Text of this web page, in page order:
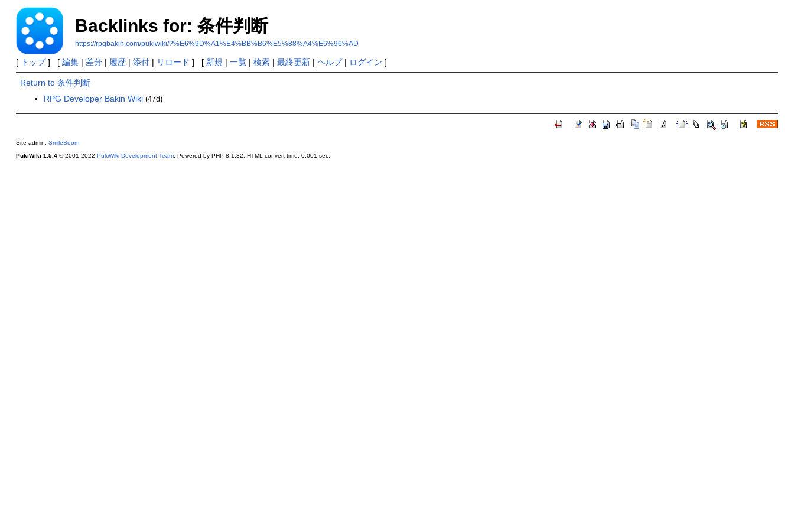
Backlinks for: 条件判断
https://rpgbakin.com/pukiwiki/?%E6%9D%A1%E4%BB%B6%E5%88%A4%E6%96%AD
[ トップ] [ 編集| 差分| 履歴| 添付| リロード ] [ 新規 | 一覧| 検索| 最終更新| ヘルプ| ログイン ]
Return to 条件判断
RPG Developer Bakin Wiki (47d)
Site admin: SmileBoom
PukiWiki 1.5.4© 2001-2022 PukiWiki Development Team. Powered by PHP 8.1.32. HTML convert time: 0.001 sec.